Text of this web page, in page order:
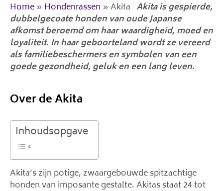
Home » Hondenrassen »Akita Akita is gespierde,
dubbelgecoate honden van oude Japanse
afkomst beroemd om haar waardigheid, moed en
loyaliteit. In haar geboorteland wordt ze vereerd
als familiebeschermers en symbolen van een
goede gezondheid, geluk en een lang leven.
Over de Akita
Inhoudsopgave
Akita’s zijn potige, zwaargebouwde spitzachtige
honden van imposante gestalte. Akitas staat 24 tot